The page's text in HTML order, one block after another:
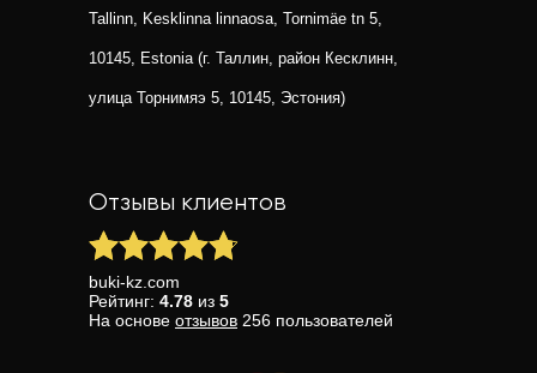
Tallinn, Kesklinna linnaosa, Tornimäe tn 5,
10145, Estonia (г. Таллин, район Кесклинн,
улица Торнимяэ 5, 10145, Эстония)
Отзывы клиентов
buki-kz.com
Рейтинг: 4.78 из 5
На основе отзывов 256 пользователей